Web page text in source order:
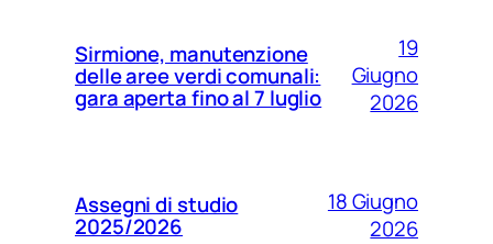
Sirmione, manutenzione
delle aree verdi comunali:
gara aperta fino al 7 luglio
19
Giugno
2026
Assegni di studio
2025/2026
18 Giugno
2026